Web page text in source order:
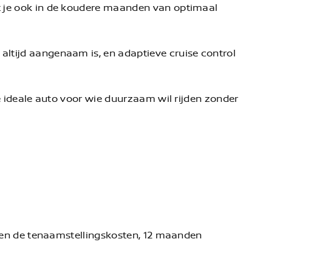
ook in de koudere maanden van optimaal
aangenaam is, en adaptieve cruise control
auto voor wie duurzaam wil rijden zonder
de tenaamstellingskosten, 12 maanden